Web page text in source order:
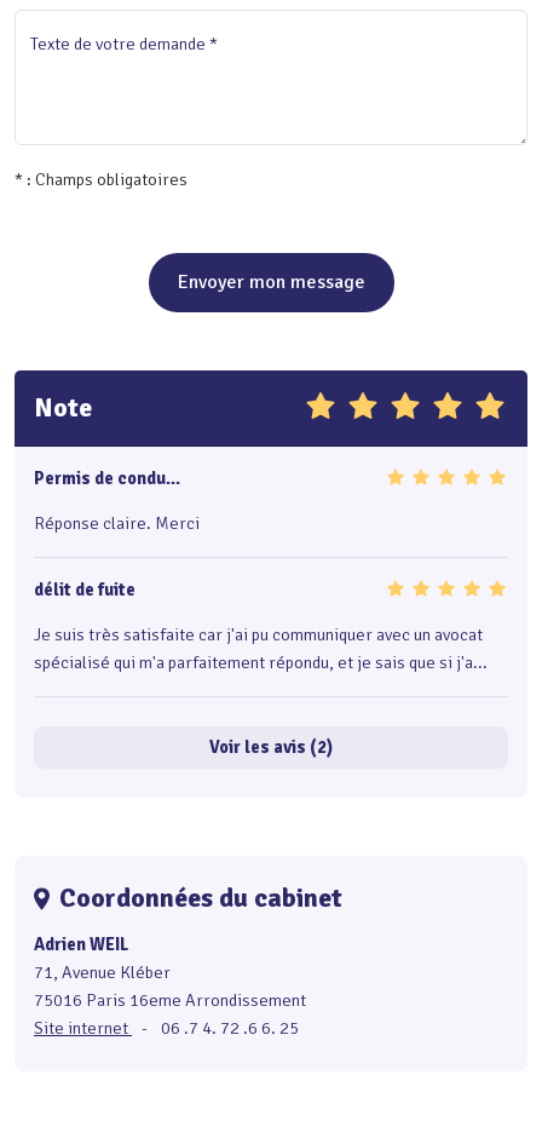
Texte de votre demande *
* : Champs obligatoires
Envoyer mon message
Note
Permis de condu...
Réponse claire. Merci
délit de fuite
Je suis très satisfaite car j'ai pu communiquer avec un avocat
spécialisé qui m'a parfaitement répondu, et je sais que si j'a...
Voir les avis (2)
Coordonnées du cabinet
Adrien WEIL
71, Avenue Kléber
75016 Paris 16eme Arrondissement
Site internet
- 06 .7 4. 72 .6 6. 25